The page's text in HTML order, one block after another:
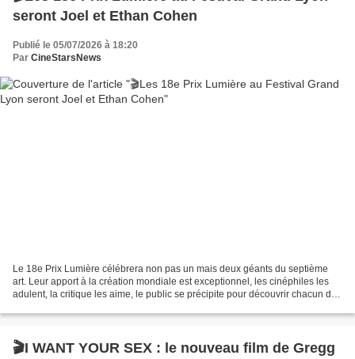
seront Joel et Ethan Cohen
Publié le 05/07/2026 à 18:20
Par CineStarsNews
Le 18e Prix Lumière célébrera non pas un mais deux géants du septième
art. Leur apport à la création mondiale est exceptionnel, les cinéphiles les
adulent, la critique les aime, le public se précipite pour découvrir chacun de
🎬I WANT YOUR SEX : le nouveau film de Gregg